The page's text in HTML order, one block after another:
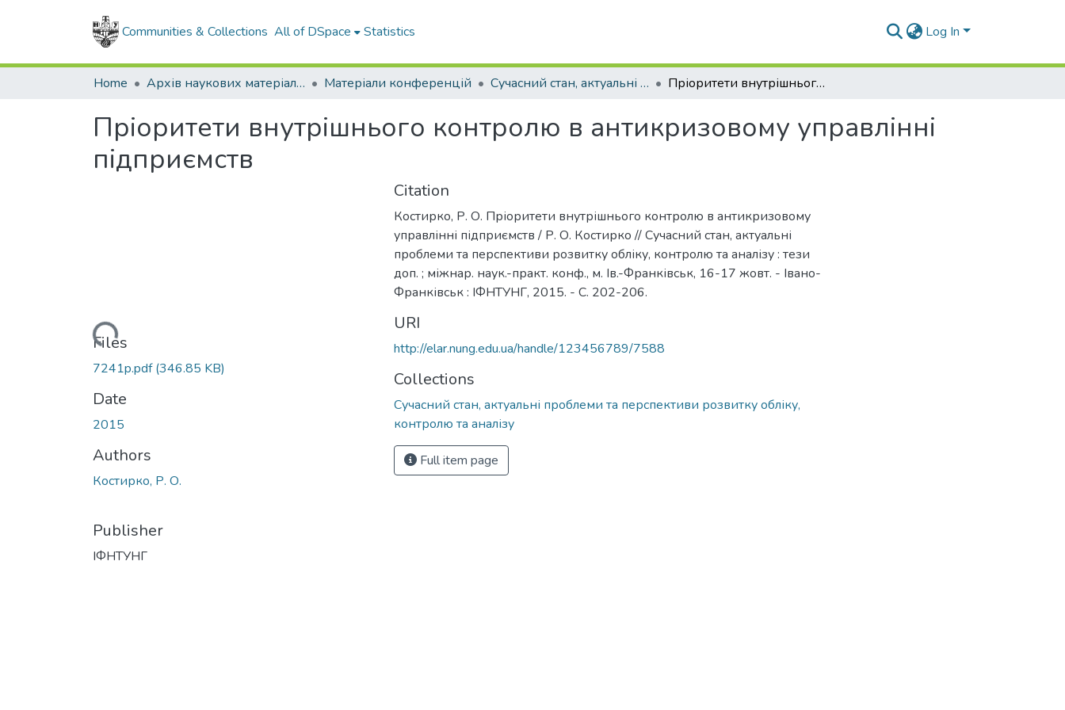
Communities & Collections All of DSpace Statistics Log In
Home Архів наукових матеріалів Матеріали конференцій Сучасний стан, актуальні проблеми та перспективи розвитку обліку, контролю та аналізу Пріоритети внутрішнього контролю в антикризовому управлінні підприємств
Пріоритети внутрішнього контролю в антикризовому управлінні
підприємств
Loading...
Files
7241p.pdf(346.85 KB)
Date
2015
Authors
Костирко, Р. О.
Publisher
ІФНТУНГ
Citation
Костирко, Р. О. Пріоритети внутрішнього контролю в антикризовому
управлінні підприємств / Р. О. Костирко // Сучасний стан, актуальні
проблеми та перспективи розвитку обліку, контролю та аналізу : тези
доп. ; міжнар. наук.-практ. конф., м. Ів.-Франківськ, 16-17 жовт. - Івано-
Франківськ : ІФНТУНГ, 2015. - С. 202-206.
URI
http://elar.nung.edu.ua/handle/123456789/7588
Collections
Сучасний стан, актуальні проблеми та перспективи розвитку обліку,
контролю та аналізу
Full item page